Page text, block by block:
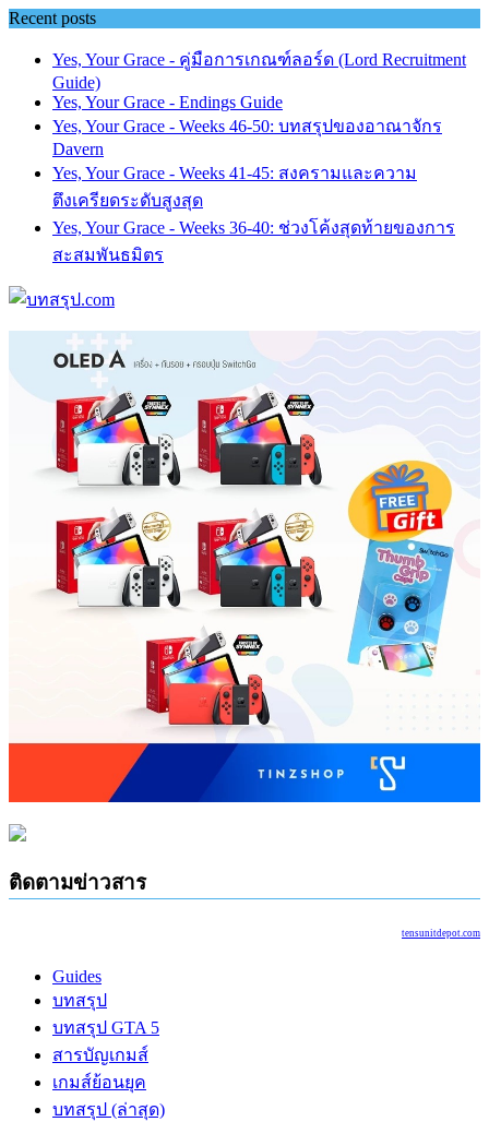
Skip
content
Recent posts
Yes, Your Grace - คู่มือการเกณฑ์ลอร์ด (Lord Recruitment
Guide)
Yes, Your Grace - Endings Guide
Yes, Your Grace - Weeks 46-50: บทสรุปของอาณาจักร
Davern
Yes, Your Grace - Weeks 41-45: สงครามและความ
ตึงเครียดระดับสูงสุด
Yes, Your Grace - Weeks 36-40: ช่วงโค้งสุดท้ายของการ
สะสมพันธมิตร
ติดตามข่าวสาร
tensunitdepot.com
Guides
บทสรุป
บทสรุป GTA 5
สารบัญเกมส์
เกมส์ย้อนยุค
บทสรุป (ล่าสุด)